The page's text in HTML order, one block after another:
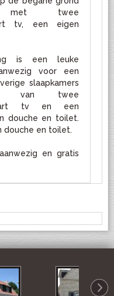
met twee
tv, een eigen
is een leuke
voor een
slaapkamers
van twee
tv en een
douche en toilet.
douche en toilet.
en gratis